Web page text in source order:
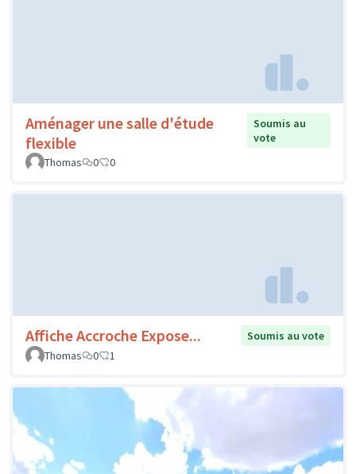
Aménager une salle d'étude
flexible
Soumis au
vote
Thomas
0 0
Affiche Accroche Expose...
Soumis au vote
Thomas
0 1